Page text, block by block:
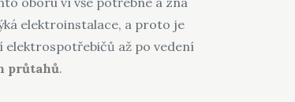
elektroinstalace, a proto je
elektrospotřebičů až po vedení
průtahů.